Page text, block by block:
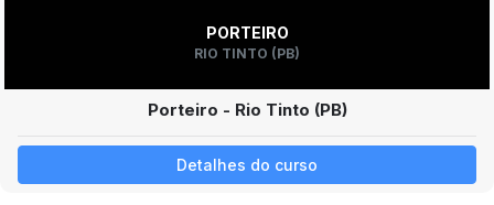
PORTEIRO
RIO TINTO (PB)
Porteiro - Rio Tinto (PB)
Detalhes do curso